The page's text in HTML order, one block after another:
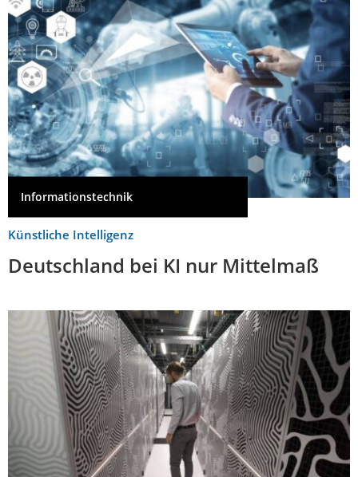
Informationstechnik
Künstliche Intelligenz
Deutschland bei KI nur Mittelmaß